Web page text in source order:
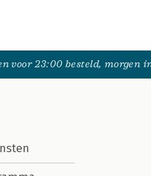
voor 23:00 besteld, morgen